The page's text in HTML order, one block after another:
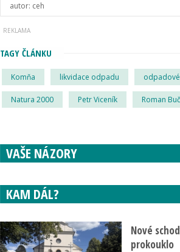
autor: ceh
TAGY ČLÁNKU
Komňa likvidace odpadu
Natura 2000 Petr Viceník Roman
VAŠE NÁZORY
KAM DÁL?
Nové
prokouklo